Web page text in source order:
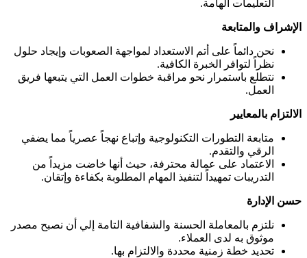
التعليمات الهامة.
الإشراف والمتابعة
نحن دائماً على أتم الاستعداد لمواجهة الصعوبات وإيجاد حلول
نظراً لتوافر الخبرة الكافية.
نتطلع باستمرار نحو مراقبة خطوات العمل التي يتبعها فريق
العمل.
الالتزام بالمعايير
متابعة التطورات التكنولوجية وإتباع نهجاً عصرياً مما يضفي
الرقي والتقدم.
الاعتماد على عمالة محترفة، حيث أنها خاضت مزيداً من
التدريبات تمهيداً لتنفيذ المهام المطلوبة بكفاءة وإتقان.
حسن الإدارة
نلتزم بالمعاملة الحسنة والشفافية التامة إلي أن نصبح مصدر
موثوق به لدى العملاء.
تحديد خطة زمنية محددة والالتزام بها.